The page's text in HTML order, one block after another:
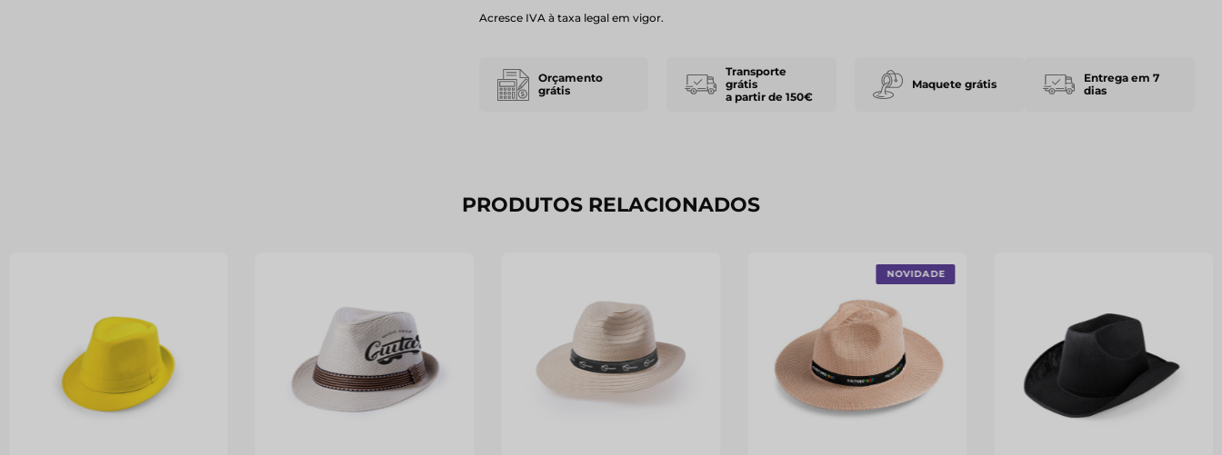
Acresce IVA à taxa legal em vigor.
Orçamento
grátis
Transporte
grátis
a partir de 150€
Maquete grátis
Entrega em 7
dias
PRODUTOS RELACIONADOS
NOVIDADE